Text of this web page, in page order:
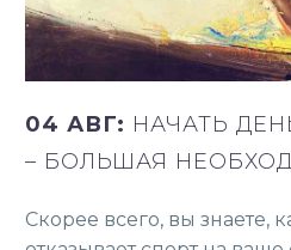
04 АВГ: НАЧАТЬ
– БОЛЬШАЯ
Скорее всего, вы знаете,